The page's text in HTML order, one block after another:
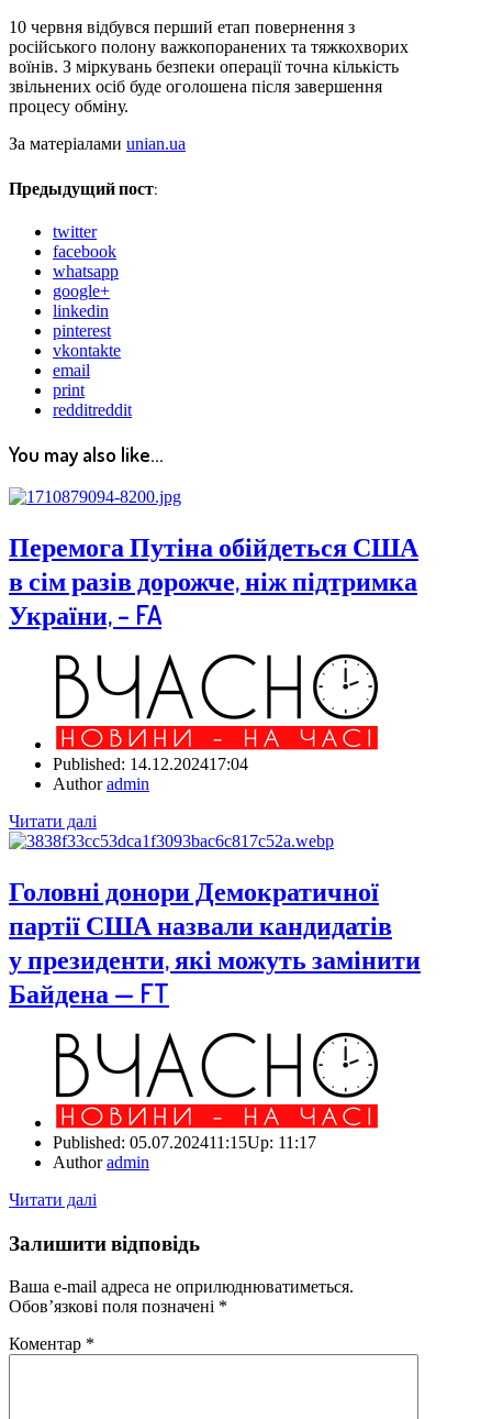
10 червня відбувся перший етап повернення з
російського полону важкопоранених та тяжкохворих
воїнів. З міркувань безпеки операції точна кількість
звільнених осіб буде оголошена після завершення
процесу обміну.
За матеріалами unian.ua
Предыдущий пост:
twitter
facebook
whatsapp
google+
linkedin
pinterest
vkontakte
email
print
redditreddit
You may also like...
Перемога Путіна обійдеться США
в сім разів дорожче, ніж підтримка
України, – FA
Published: 14.12.202417:04
Authoradmin
Читати далі
Головні донори Демократичної
партії США назвали кандидатів
у президенти, які можуть замінити
Байдена — FT
Published: 05.07.202411:15Up: 11:17
Authoradmin
Читати далі
Залишити відповідь
Ваша e-mail адреса не оприлюднюватиметься.
Обов’язкові поля позначені *
Коментар *